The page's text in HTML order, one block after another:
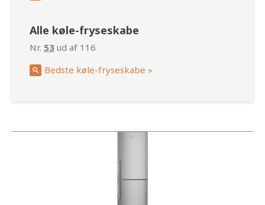
Alle køle-fryseskabe
Nr. 53 ud af 116
Bedste køle-fryseskabe »